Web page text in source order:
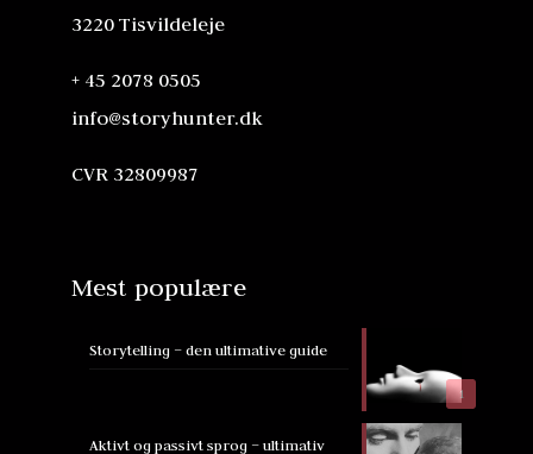
3220 Tisvildeleje
+ 45 2078 0505
info@storyhunter.dk
CVR 32809987
Mest populære
1
Storytelling – den ultimative guide
Aktivt og passivt sprog – ultimativ